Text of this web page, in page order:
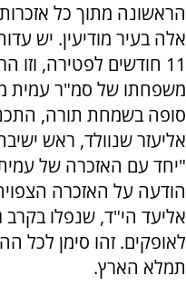
הראשונה מתוך כל
אלה בעיר מודיעין. יש
11 חודשים לפטירה,
משפחתו של סמ"ר עמית
סופה בשמחת תורה,
אליעזר שנוולד, ראש
"יחד עם האזכרה של
הודעה על האזכרה
אליעד הי"ד, שנפלו בקרב
לאופקים. זהו סימן לכל
תמלא הארץ.